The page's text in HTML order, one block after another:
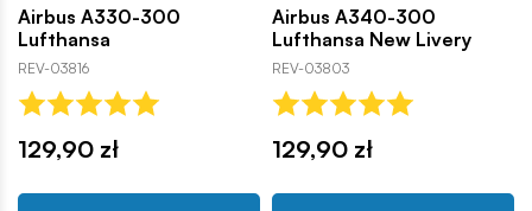
Airbus A330-300
Lufthansa
REV-03816
129,90 zł
Airbus A340-300
Lufthansa New Livery
REV-03803
129,90 zł